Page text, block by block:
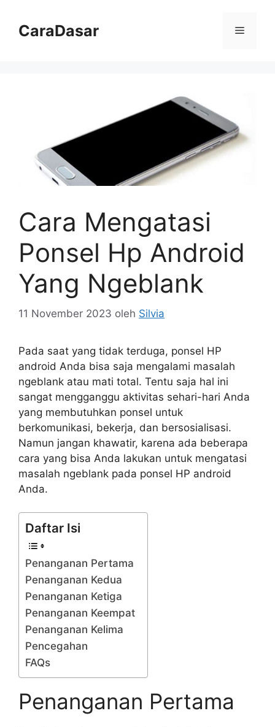
CaraDasar Menu
Cara Mengatasi
Ponsel Hp Android
Yang Ngeblank
11 November 2023 oleh Silvia
Pada saat yang tidak terduga, ponsel HP
android Anda bisa saja mengalami masalah
ngeblank atau mati total. Tentu saja hal ini
sangat mengganggu aktivitas sehari-hari Anda
yang membutuhkan ponsel untuk
berkomunikasi, bekerja, dan bersosialisasi.
Namun jangan khawatir, karena ada beberapa
cara yang bisa Anda lakukan untuk mengatasi
masalah ngeblank pada ponsel HP android
Anda.
Daftar Isi
Penanganan Pertama
Penanganan Kedua
Penanganan Ketiga
Penanganan Keempat
Penanganan Kelima
Pencegahan
FAQs
Penanganan Pertama